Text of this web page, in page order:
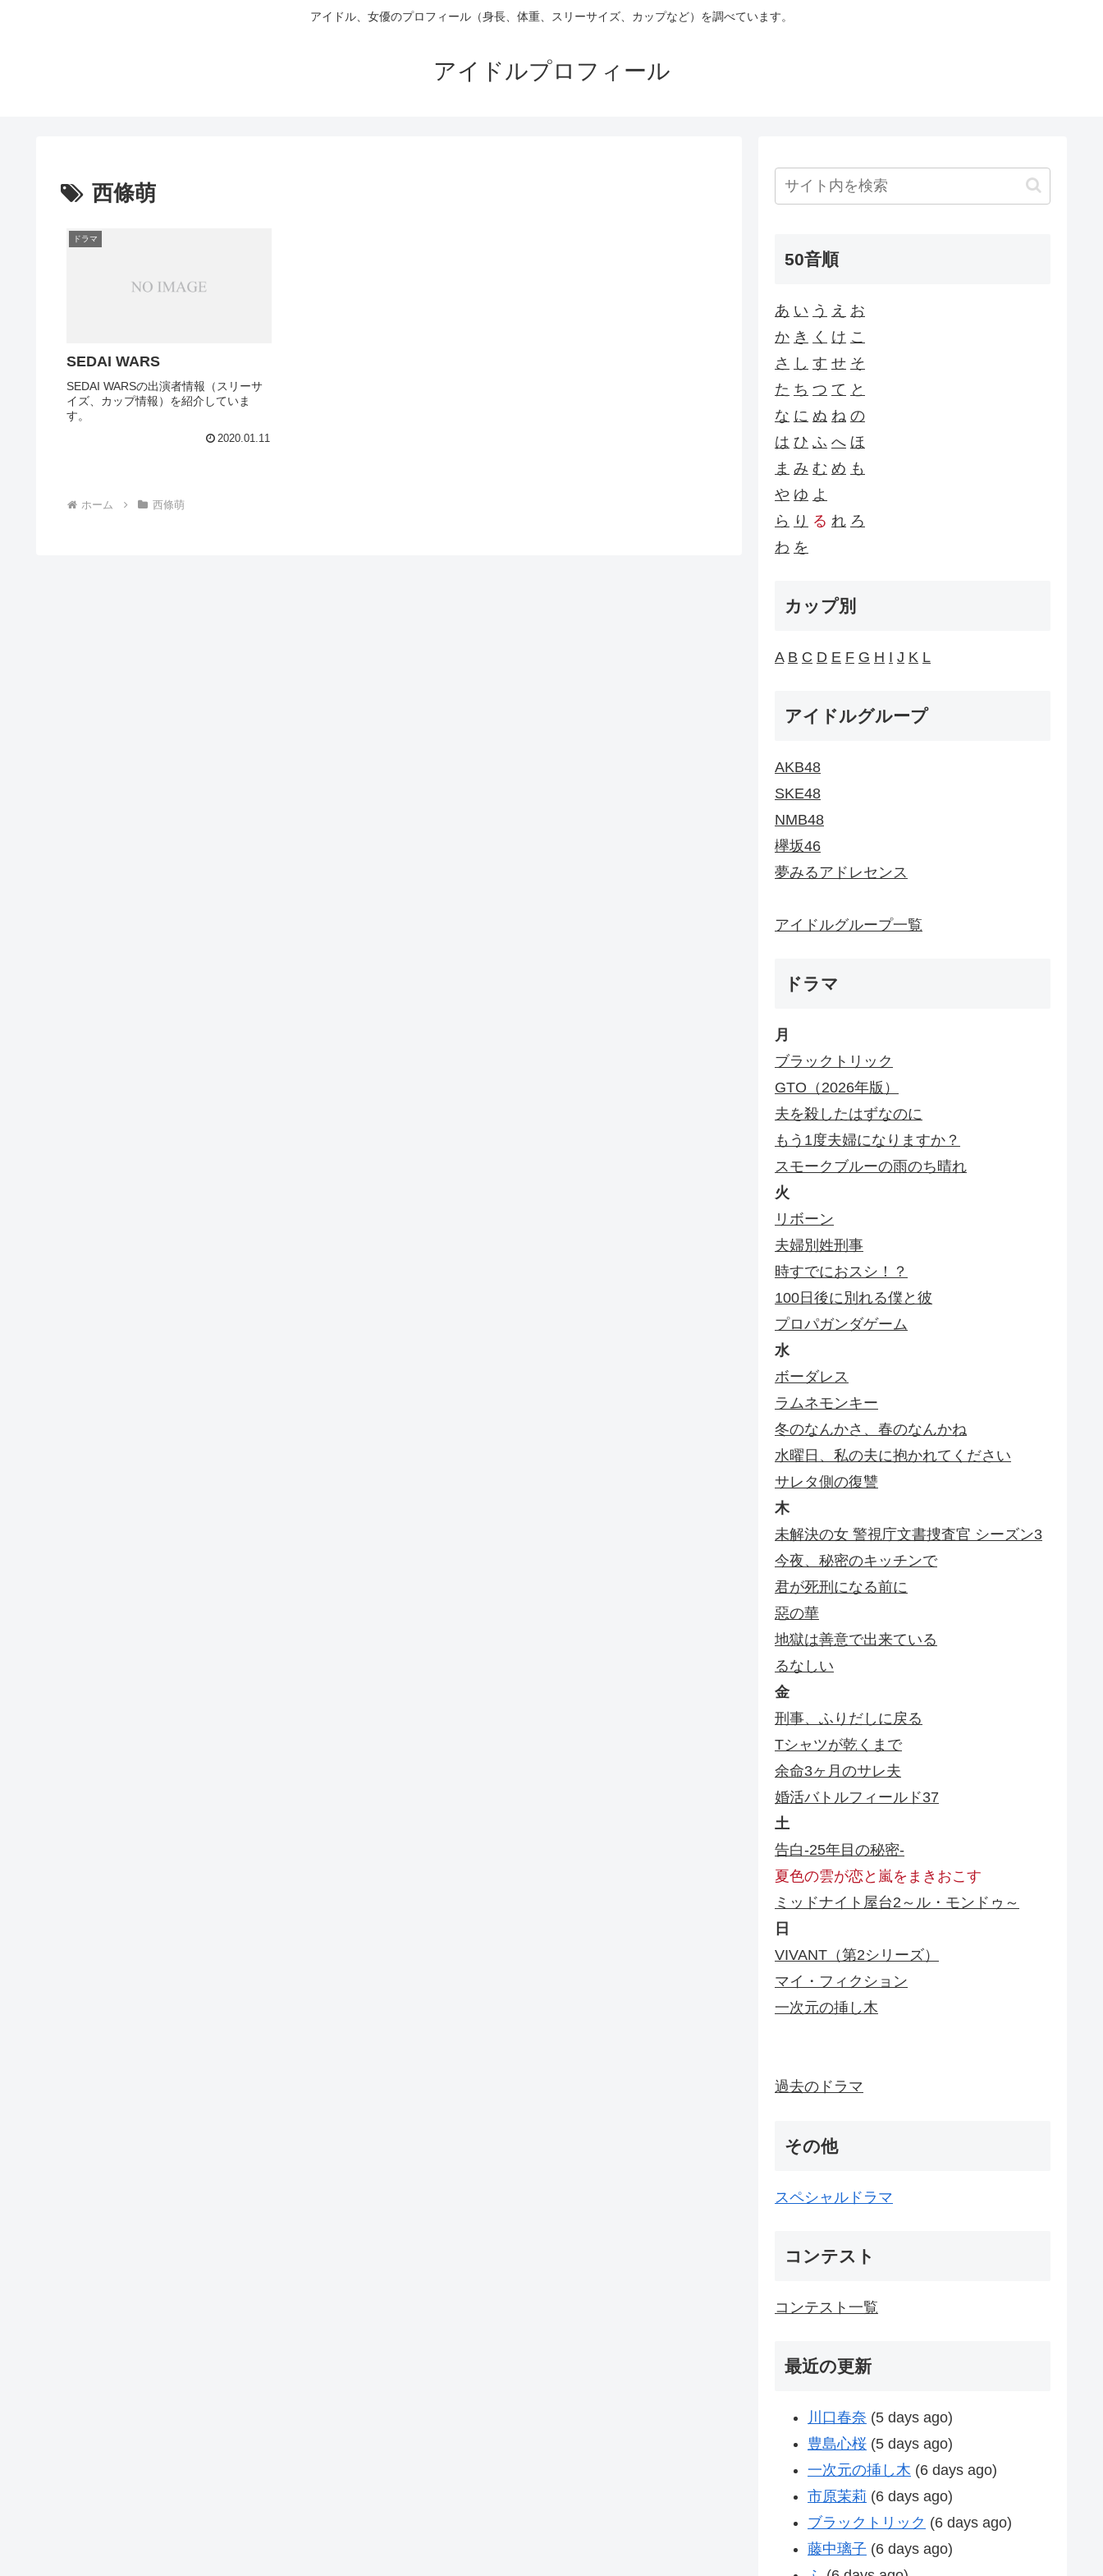
アイドル、女優のプロフィール（身長、体重、スリーサイズ、カップなど）を調べています。
アイドルプロフィール
西條萌
ドラマ
SEDAI WARS
SEDAI WARSの出演者情報（スリーサ
イズ、カップ情報）を紹介していま
す。
2020.01.11
ホーム 西條萌
50音順
あ い う え お
か き く け こ
さ
し す せ そ
た ち つ て と
な に ぬ ね の
は ひ ふ へ ほ
ま み む め も
や ゆ よ
ら り る れ ろ
わ を
カップ別
A B C D E F G H I J K L
アイドルグループ
AKB48
SKE48
NMB48
欅坂46
夢みるアドレセンス
アイドルグループ一覧
ドラマ
月
ブラックトリック
GTO（2026年版）
夫を殺したはずなのに
もう1度夫婦になりますか？
スモークブルーの雨のち晴れ
火
リボーン
夫婦別姓刑事
時すでにおスシ！？
100日後に別れる僕と彼
プロパガンダゲーム
水
ボーダレス
ラムネモンキー
冬のなんかさ、春のなんかね
水曜日、私の夫に抱かれてください
サレタ側の復讐
木
未解決の女 警視庁文書捜査官 シーズン3
今夜、秘密のキッチンで
君が死刑になる前に
惡の華
地獄は善意で出来ている
るなしい
金
刑事、ふりだしに戻る
Tシャツが乾くまで
余命3ヶ月のサレ夫
婚活バトルフィールド37
土
告白-25年目の秘密-
夏色の雲が恋と嵐をまきおこす
ミッドナイト屋台2～ル・モンドゥ～
日
VIVANT（第2シリーズ）
マイ・フィクション
一次元の挿し木
過去のドラマ
その他
スペシャルドラマ
コンテスト
コンテスト一覧
最近の更新
川口春奈 (5 days ago)
豊島心桜 (5 days ago)
一次元の挿し木 (6 days ago)
市原茉莉 (6 days ago)
ブラックトリック (6 days ago)
藤中璃子 (6 days ago)